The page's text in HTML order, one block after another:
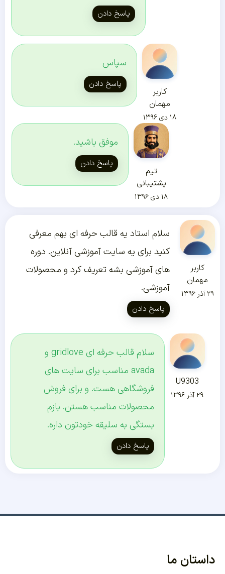
پاسخ دادن
کاربر
مهمان
۱۸ دی ۱۳۹۶
سپاس
پاسخ دادن
تیم
پشتیبانی
۱۸ دی ۱۳۹۶
موفق باشید.
پاسخ دادن
کاربر
مهمان
۲۹ آذر ۱۳۹۶
سلام استاد یه قالب حرفه ای بهم معرفی
کنید برای یه سایت آموزشی آنلاین. دوره
های آموزشی بشه تعریف کرد و محصولات
آموزشی.
پاسخ دادن
U9303
۲۹ آذر ۱۳۹۶
سلام قالب حرفه ای gridlove و
avada مناسب برای سایت های
فروشگاهی هست. و برای فروش
محصولات مناسب هستن. بازم
بستگی به سلیقه خودتون داره.
پاسخ دادن
داستان ما